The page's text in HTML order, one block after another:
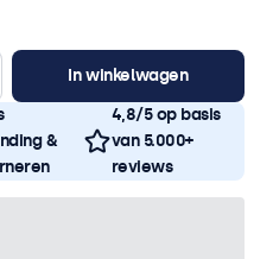
In winkelwagen
&
4,8/5 op basis
van 5.000+
reviews